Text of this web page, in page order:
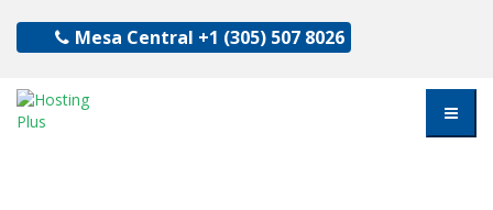
Mesa Central +1 (305) 507 8026